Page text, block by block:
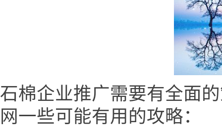
石棉企业推广需要有全面
网一些可能有用的攻略：